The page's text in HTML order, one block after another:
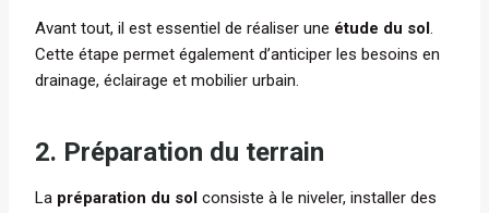
Avant tout, il est essentiel de réaliser une étude du sol .
Cette étape permet également d’anticiper les besoins en
drainage, éclairage et mobilier urbain.
2. Préparation du terrain
La préparation du sol consiste à le niveler, installer des